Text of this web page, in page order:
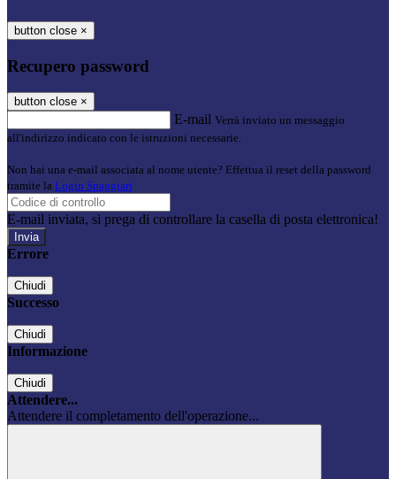
button close ×
Recupero password
button close ×
E-mail Verrà inviato un messaggio
all'indirizzo indicato con le istruzioni necessarie.
Non hai una e-mail associata al nome utente? Effettua il reset della password
tramite la Login Spaggiari
E-mail inviata, si prega di controllare la casella di posta elettronica!
Errore
Chiudi
Successo
Chiudi
Informazione
Chiudi
Attendere...
Attendere il completamento dell'operazione...